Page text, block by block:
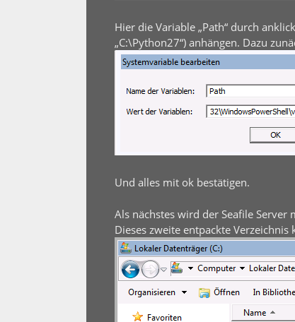
Hier die Variable „Path“ durch
„C:\Python27“) anhängen. Dazu
Und alles mit ok bestätigen.
Als nächstes wird der Seafile
Dieses zweite entpackte